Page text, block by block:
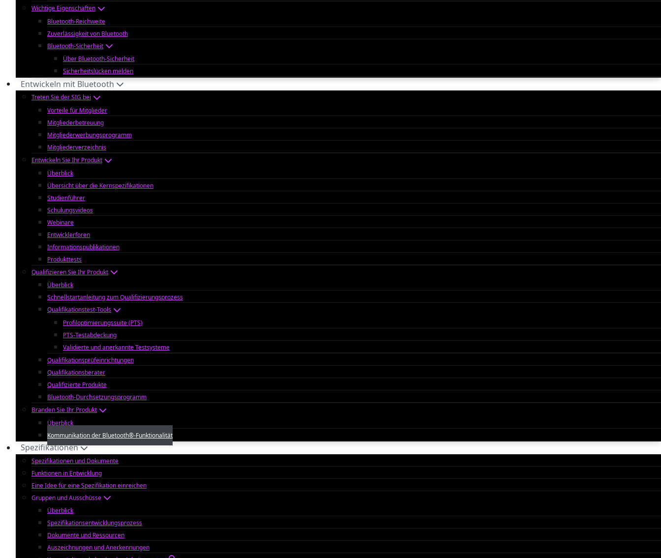
Wichtige Eigenschaften
Bluetooth-Reichweite
Zuverlässigkeit von Bluetooth
Bluetooth-Sicherheit
Über Bluetooth-Sicherheit
Sicherheitslücken melden
Entwickeln mit Bluetooth
Treten Sie der SIG bei
Vorteile für Mitglieder
Mitgliederbetreuung
Mitgliederwerbungsprogramm
Mitgliederverzeichnis
Entwickeln Sie Ihr Produkt
Überblick
Übersicht über die Kernspezifikationen
Studienführer
Schulungsvideos
Webinare
Entwicklerforen
Informationspublikationen
Produkttests
Qualifizieren Sie Ihr Produkt
Überblick
Schnellstartanleitung zum Qualifizierungsprozess
Qualifikationstest-Tools
Profiloptimierungssuite (PTS)
PTS-Testabdeckung
Validierte und anerkannte Testsysteme
Qualifikationsprüfeinrichtungen
Qualifikationsberater
Qualifizierte Produkte
Bluetooth-Durchsetzungsprogramm
Branden Sie Ihr Produkt
Überblick
Kommunikation der Bluetooth®-Funktionalität
Spezifikationen
Spezifikationen und Dokumente
Funktionen in Entwicklung
Eine Idee für eine Spezifikation einreichen
Gruppen und Ausschüsse
Überblick
Spezifikationsentwicklungsprozess
Dokumente und Ressourcen
Auszeichnungen und Anerkennungen